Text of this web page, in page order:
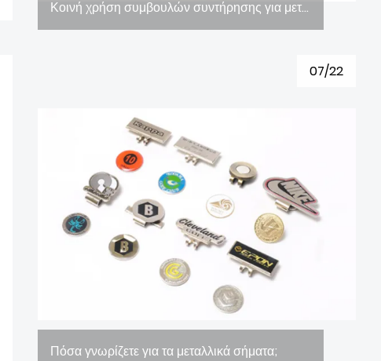
Κοινή χρήση συμβουλών συντήρησης για μεταλλικά τρόπαια (εικόνα)
07/22
Πόσα γνωρίζετε για τα μεταλλικά σήματα;